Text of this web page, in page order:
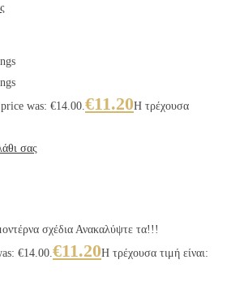
was: €14.00. €11.20Η τρέχουσα
σας
σχέδια Ανακαλύψτε τα!!!
€14.00. €11.20Η τρέχουσα τιμή είναι: